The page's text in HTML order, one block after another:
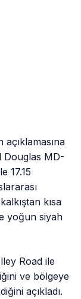
açıklamasına
Douglas MD-
17.15
kısa
yoğun siyah
Road ile
ve bölgeye
açıkladı.